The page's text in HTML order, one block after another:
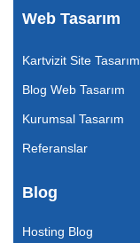
Web Tasarım
Kartvizit Site Tasarım
Blog Web Tasarım
Kurumsal Tasarım
Referanslar
Blog
Hosting Blog